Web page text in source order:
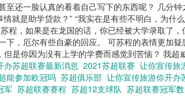
至还一脸认真的看着自己写下的东西呢？ 几分
就是助学贷款？” “我实在是有些不明白，为
程，如果是在龙国的话，你已经被大学录取了
下，厄尔有些自豪的回应。 可苏程的表情更加
是你因为没有上学的学费而感觉到苦恼？ 我
办苏超联赛最新消息 2021苏超联赛 让你宣传旅
能参加欧冠吗 苏超俱乐部 让你宣传旅游你开办
军 苏超联赛赛程 苏超12支球队 苏超联赛冠军数